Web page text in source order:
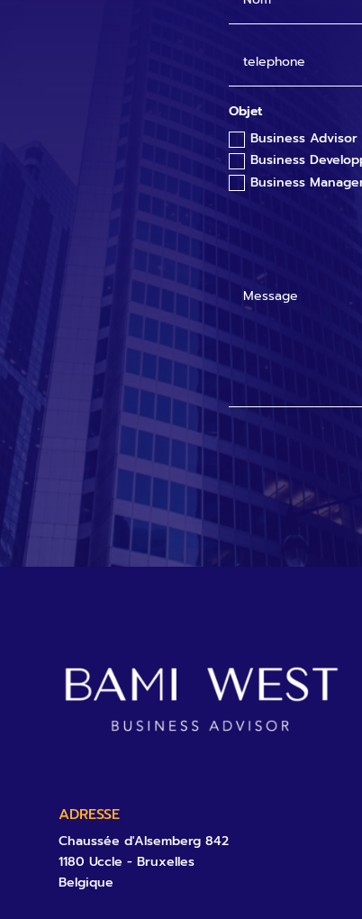
Objet
Business Advisor
Business
Business
ADRESSE
Chaussée d'Alsemberg 842
1180 Uccle - Bruxelles
Belgique